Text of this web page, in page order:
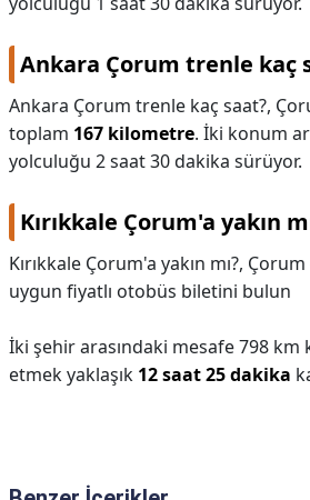
Ankara Çorum trenle kaç
Ankara Çorum trenle kaç saat?,
toplam 167 kilometre. İki konum
yolculuğu 2 saat 30 dakika sürüyor.
Kırıkkale Çorum'a yakın
Kırıkkale Çorum'a yakın mı?, Çorum
uygun fiyatlı otobüs biletini bulun
İki şehir arasındaki mesafe 798 km
etmek yaklaşık 12 saat 25 dakika